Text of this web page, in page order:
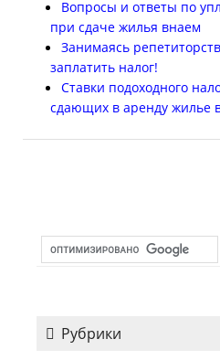
Вопросы и ответы по
при сдаче жилья внаем
Занимаясь
заплатить налог!
Ставки подоходного
сдающих в аренду жилье
Рубрики